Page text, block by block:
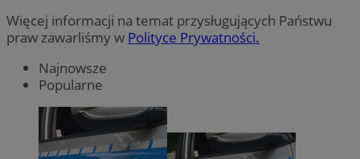
Więcej informacji na temat przysługujących Państwu
praw zawarliśmy w Polityce Prywatności.
Najnowsze
Popularne